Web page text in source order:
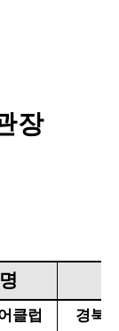
장
클럽 경북